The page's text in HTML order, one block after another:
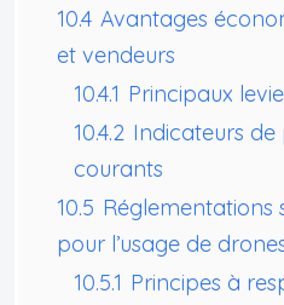
10.4 Avantages
et vendeurs
10.4.1 Principaux
10.4.2 Indicateurs
courants
10.5 Réglementations
pour l’usage de
10.5.1 Principes à